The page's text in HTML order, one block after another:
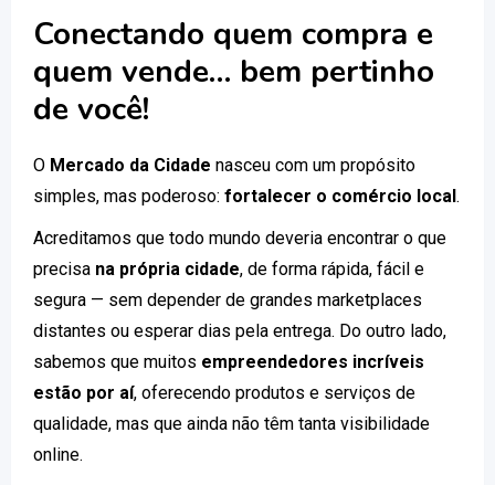
Conectando quem compra e
quem vende… bem pertinho
de você!
O Mercado da Cidade nasceu com um propósito
simples, mas poderoso: fortalecer o comércio local.
Acreditamos que todo mundo deveria encontrar o que
precisa na própria cidade, de forma rápida, fácil e
segura — sem depender de grandes marketplaces
distantes ou esperar dias pela entrega. Do outro lado,
sabemos que muitos empreendedores incríveis
estão por aí, oferecendo produtos e serviços de
qualidade, mas que ainda não têm tanta visibilidade
online.